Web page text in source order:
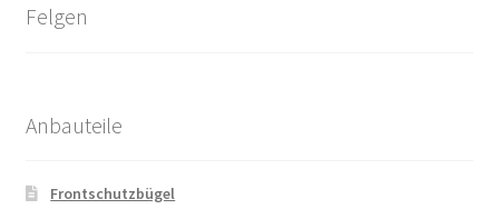
Felgen
Anbauteile
Frontschutzbügel